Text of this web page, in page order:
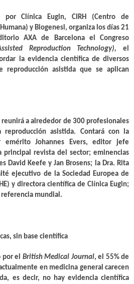
por Clínica Eugin, CIRH (Centro de
y Biogenesi, organiza los días 21
AXA de Barcelona el Congreso
Reproduction Technology), el
la evidencia científica de diversos
reproducción asistida que se aplican
a alrededor de 300 profesionales
asistida. Contará con la
emérito Johannes Evers, editor jefe
principal revista del sector; eminencias
David Keefe y Jan Brosens; la Dra. Rita
ejecutivo de la Sociedad Europea de
y directora científica de Clínica Eugin;
mundial.
sin base científica
por el British Medical Journal, el 55% de
en medicina general carecen
es decir, no hay evidencia científica